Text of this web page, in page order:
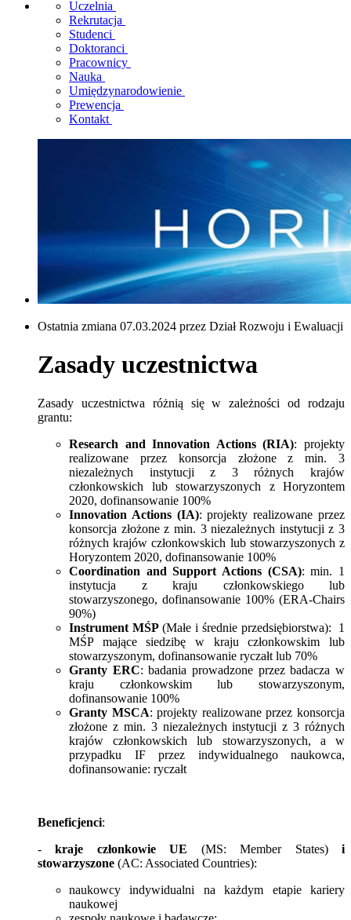
Uczelnia
Rekrutacja
Studenci
Doktoranci
Pracownicy
Nauka
Umiędzynarodowienie
Prewencja
Kontakt
Ostatnia zmiana 07.03.2024 przez Dział Rozwoju i Ewaluacji
Zasady uczestnictwa
Zasady uczestnictwa różnią się w zależności od rodzaju
grantu:
Research and Innovation Actions (RIA): projekty
realizowane przez konsorcja złożone z min. 3
niezależnych instytucji z 3 różnych krajów
członkowskich lub stowarzyszonych z Horyzontem
2020, dofinansowanie 100%
Innovation Actions (IA): projekty realizowane przez
konsorcja złożone z min. 3 niezależnych instytucji z 3
różnych krajów członkowskich lub stowarzyszonych z
Horyzontem 2020, dofinansowanie 100%
Coordination and Support Actions (CSA): min. 1
instytucja z kraju członkowskiego lub
stowarzyszonego, dofinansowanie 100% (ERA-Chairs
90%)
Instrument MŚP(Małe i średnie przedsiębiorstwa): 1
MŚP mające siedzibę w kraju członkowskim lub
stowarzyszonym, dofinansowanie ryczałt lub 70%
Granty ERC: badania prowadzone przez badacza w
kraju członkowskim lub stowarzyszonym,
dofinansowanie 100%
Granty MSCA: projekty realizowane przez konsorcja
złożone z min. 3 niezależnych instytucji z 3 różnych
krajów członkowskich lub stowarzyszonych, a w
przypadku IF przez indywidualnego naukowca,
dofinansowanie: ryczałt
Beneficjenci:
-kraje członkowie UE (MS: Member States)i
stowarzyszone (AC: Associated Countries):
naukowcy indywidualni na każdym etapie kariery
naukowej